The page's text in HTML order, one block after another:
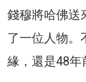
錢穆將哈佛送
了一位人物。
緣，還是48年